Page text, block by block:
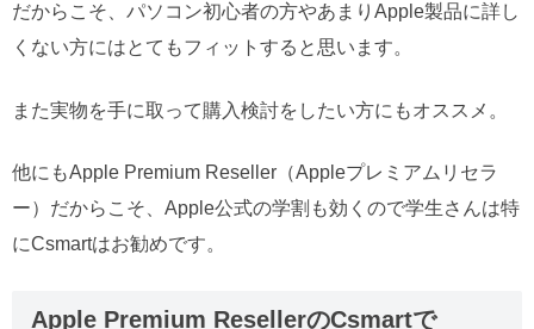
だからこそ、パソコン初心者の方やあまりApple製品に詳し
くない方にはとてもフィットすると思います。
また実物を手に取って購入検討をしたい方にもオススメ。
他にもApple Premium Reseller（Appleプレミアムリセラ
ー）だからこそ、Apple公式の学割も効くので学生さんは特
にCsmartはお勧めです。
Apple Premium ResellerのCsmartで